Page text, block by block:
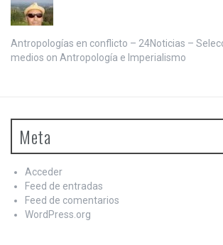
Antropologías en conflicto – 24Noticias –
medios on Antropología e Imperialismo
Meta
Acceder
Feed de entradas
Feed de comentarios
WordPress.org